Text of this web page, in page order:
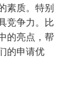
素质。特别
竞争力。比
的亮点，帮
的申请优